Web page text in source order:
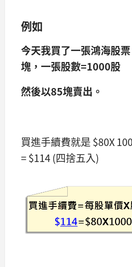
例如
今天我買了一張鴻海股
塊，一張股數=1000股
然後以85塊賣出。
買進手續費就是 $80X
= $114 (四捨五入)